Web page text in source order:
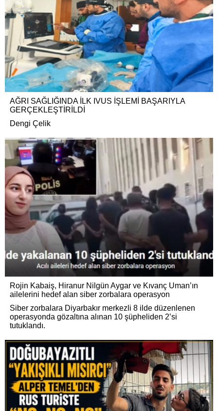
AĞRI SAĞLIĞINDA İLK IVUS İŞLEMİ BAŞARIYLA
GERÇEKLEŞTİRİLDİ
Dengi Çelik
Rojin Kabaiş, Hiranur Nilgün Aygar ve Kıvanç Uman’ın
ailelerini hedef alan siber zorbalara operasyon
Siber zorbalara Diyarbakır merkezli 8 ilde düzenlenen
operasyonda gözaltına alınan 10 şüpheliden 2’si
tutuklandı.